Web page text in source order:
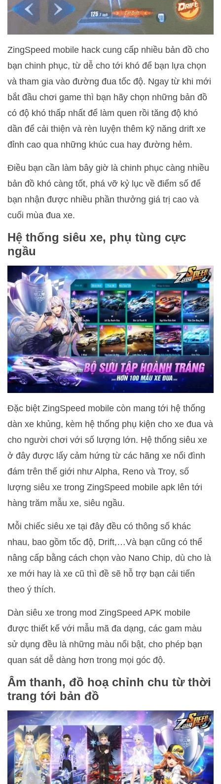
ZingSpeed mobile hack cung cấp nhiều bản đồ cho
bạn chinh phục, từ dễ cho tới khó để bạn lựa chọn
và tham gia vào đường đua tốc độ. Ngay từ khi mới
bắt đầu chơi game thì bạn hãy chọn những bản đồ
có độ khó thấp nhất để làm quen rồi tăng độ khó
dần để cải thiện và rèn luyện thêm kỹ năng drift xe
đỉnh cao qua những khúc cua hay đường hẻm.
Điều bạn cần làm bây giờ là chinh phục càng nhiều
bản đồ khó càng tốt, phá vỡ kỷ lục về điểm số để
bạn nhận được nhiều phần thưởng giá trị cao và
cuối mùa đua xe.
Hệ thống siêu xe, phụ tùng cực
ngầu
Đặc biệt ZingSpeed mobile còn mang tới hệ thống
dàn xe khủng, kèm hệ thống phụ kiện cho xe đua và
cho người chơi với số lượng lớn. Hệ thống siêu xe
ở đây được lấy cảm hứng từ các hãng xe nổi đình
đám trên thế giới như Alpha, Reno và Troy, số
lượng siêu xe trong ZingSpeed mobile apk lên tới
hàng trăm mẫu xe, siêu ngầu.
Mỗi chiếc siêu xe tại đây đều có thông số khác
nhau, bao gồm tốc độ, Drift,…Và bạn cũng có thể
nâng cấp bằng cách chọn vào Nano Chip, dù cho là
xe mới hay là xe cũ thì đề sẽ hỗ trợ bạn cải tiến
theo ý thích.
Dàn siêu xe trong mod ZingSpeed APK mobile
được thiết kế với mẫu mã đa dạng, các gam màu
sử dụng đều là những màu nổi bật, cho phép bạn
quan sát dễ dàng hơn trong mọi góc độ.
Âm thanh, đồ hoạ chỉnh chu từ thời
trang tới bản đồ